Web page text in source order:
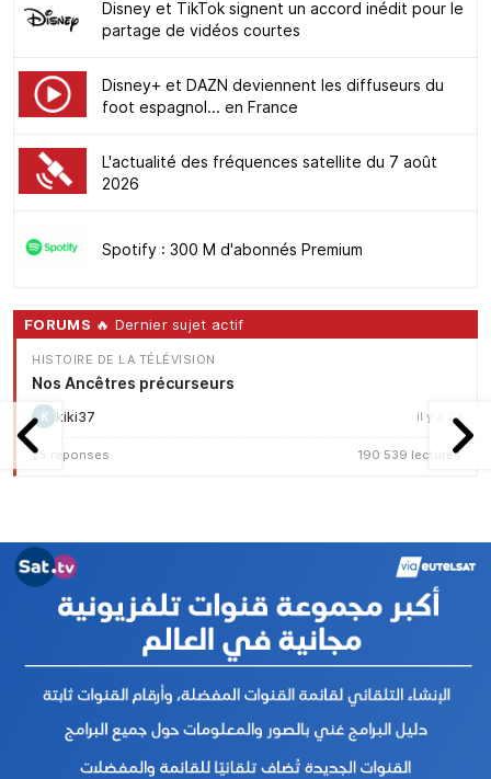
Disney et TikTok signent un accord inédit pour le
partage de vidéos courtes
Disney+ et DAZN deviennent les diffuseurs du
foot espagnol... en France
L'actualité des fréquences satellite du 7 août
2026
Spotify : 300 M d'abonnés Premium
FORUMS 🔥 Dernier sujet actif
HISTOIRE DE LA TÉLÉVISION
Nos Ancêtres précurseurs
K kiki37 il y a 2 j
25 réponses 190 539 lectures